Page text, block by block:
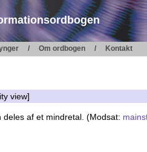
Om ordbogen Kontakt
view]
af et mindretal. (Modsat: